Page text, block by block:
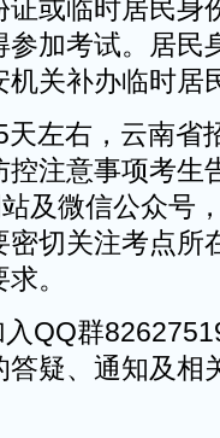
或临时居民身
加考试。居民
关补办临时居
左右，云南省
注意事项考生
及微信公众号
切关注考点所
。
QQ群
疑、通知及相